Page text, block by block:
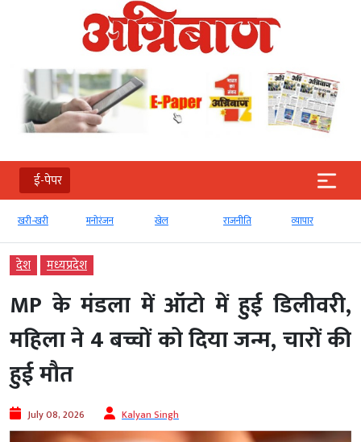
ई-पेपर
खरी-खरी मनोरंजन खेल राजनीति व्‍यापार
देश मध्‍यप्रदेश
MP के मंडला में ऑटो में हुई डिलीवरी,
महिला ने 4 बच्चों को दिया जन्म, चारों की
हुई मौत
July 08, 2026 Kalyan Singh